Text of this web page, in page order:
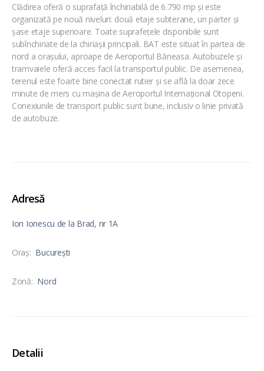
Clădirea oferă o suprafață închiriabilă de 6.790 mp și este
organizată pe nouă niveluri: două etaje subterane, un parter și
șase etaje superioare. Toate suprafețele disponibile sunt
subînchiriate de la chiriașii principali. BAT este situat în partea de
nord a orașului, aproape de Aeroportul Băneasa. Autobuzele și
tramvaiele oferă acces facil la transportul public. De asemenea,
terenul este foarte bine conectat rutier și se află la doar zece
minute de mers cu mașina de Aeroportul Internațional Otopeni.
Conexiunile de transport public sunt bune, inclusiv o linie privată
de autobuze.
Adresă
Ion Ionescu de la Brad, nr 1A
Oraş: București
Zonă: Nord
Detalii